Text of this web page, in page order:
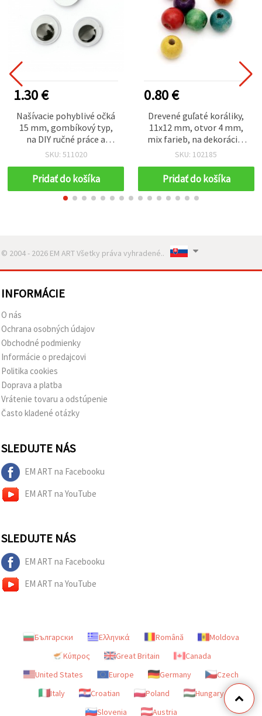
1.30 €
Našívacie pohyblivé očká
15 mm, gombíkový typ,
na DIY ručné práce a
handmade doplnky – 20 ks
SKU: 511020
Pridať do košíka
0.80 €
Drevené guľaté koráliky,
11x12 mm, otvor 4 mm,
mix farieb, na dekorácie,
50 g (~95 ks)
SKU: 102185
Pridať do košíka
© 2004 - 2026 EM ART Všetky práva vyhradené..
INFORMÁCIE
O nás
Ochrana osobných údajov
Obchodné podmienky
Informácie o predajcovi
Politika cookies
Doprava a platba
Vrátenie tovaru a odstúpenie
Často kladené otázky
SLEDUJTE NÁS
EM ART na Facebooku
EM ART na YouTube
SLEDUJTE NÁS
EM ART na Facebooku
EM ART na YouTube
Български Ελληνικά Română
Moldova
Κύπρος
Great Britain
Canada
United States
Europe Germany
Czech
Italy
Croatian Poland
Hungary
Slovenia
Austria